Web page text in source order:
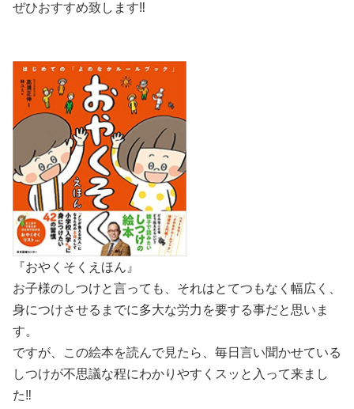
ぜひおすすめ致します‼
『おやくそくえほん』
お子様のしつけと言っても、それはとてつもなく幅広く、
身につけさせるまでに多大な労力を要する事だと思いま
す。
ですが、この絵本を読んで見たら、毎日言い聞かせている
しつけが不思議な程にわかりやすくスッと入って来まし
た‼